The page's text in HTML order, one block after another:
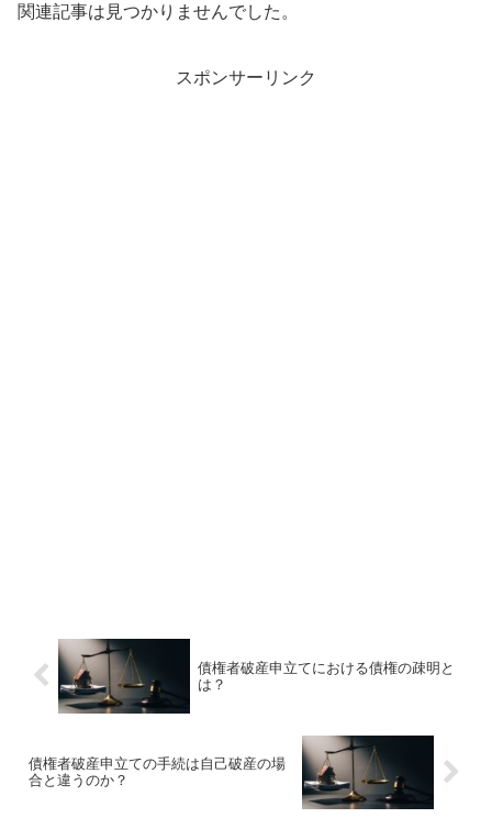
関連記事は見つかりませんでした。
スポンサーリンク
債権者破産申立てにおける債権の疎明と
は？
債権者破産申立ての手続は自己破産の場
合と違うのか？